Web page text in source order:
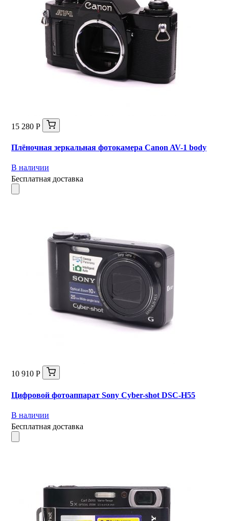
15 280 Р
Плёночная зеркальная фотокамера Canon AV-1 body
В наличии
Бесплатная доставка
10 910 Р
Цифровой фотоаппарат Sony Cyber-shot DSC-H55
В наличии
Бесплатная доставка